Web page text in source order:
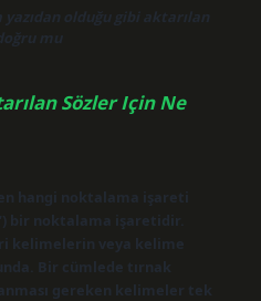
olduğu gibi aktarılan
mu
Sözler Için Ne
hangi noktalama işareti
bir noktalama işaretidir.
kelimelerin veya kelime
Bir cümlede tırnak
gereken kelimeler tek